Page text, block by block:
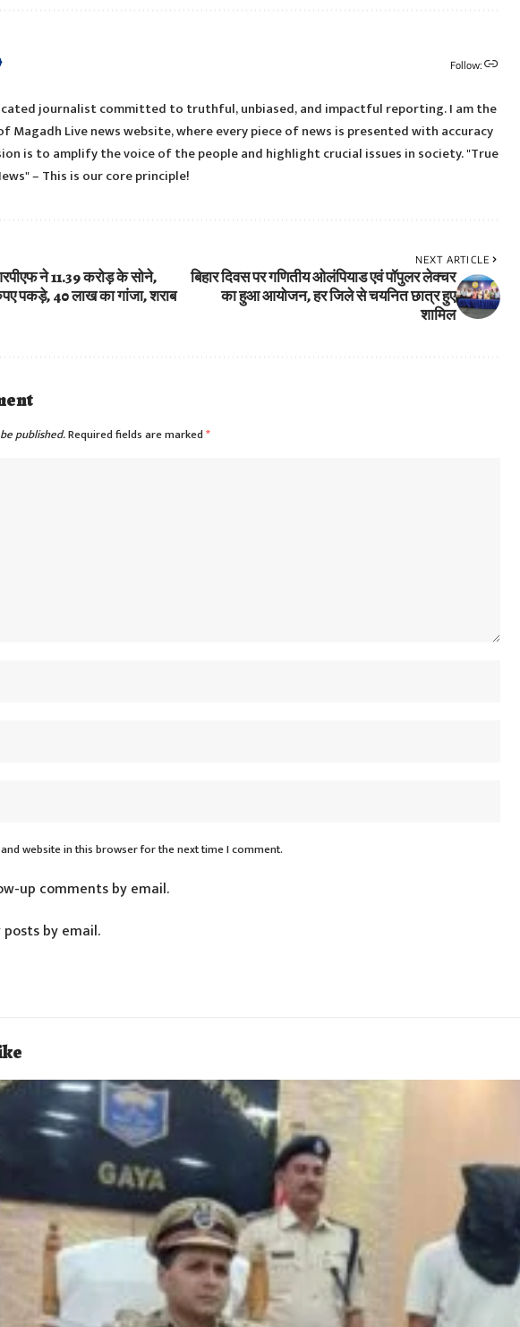
Follow:
journalist committed to truthful, unbiased, and impactful reporting. I am the
Magadh Live news website, where every piece of news is presented with accuracy
is to amplify the voice of the people and highlight crucial issues in society. "True
– This is our core principle!
ने 11.39 करोड़ के सोने,
पकड़े, 40 लाख का गांजा, शराब
NEXT ARTICLE
बिहार दिवस पर गणितीय ओलंपियाड एवं पॉपुलर लेक्चर
का हुआ आयोजन, हर जिले से चयनित छात्र हुए
शामिल
published.Required fields are marked*
website in this browser for the next time I comment.
up comments by email.
by email.